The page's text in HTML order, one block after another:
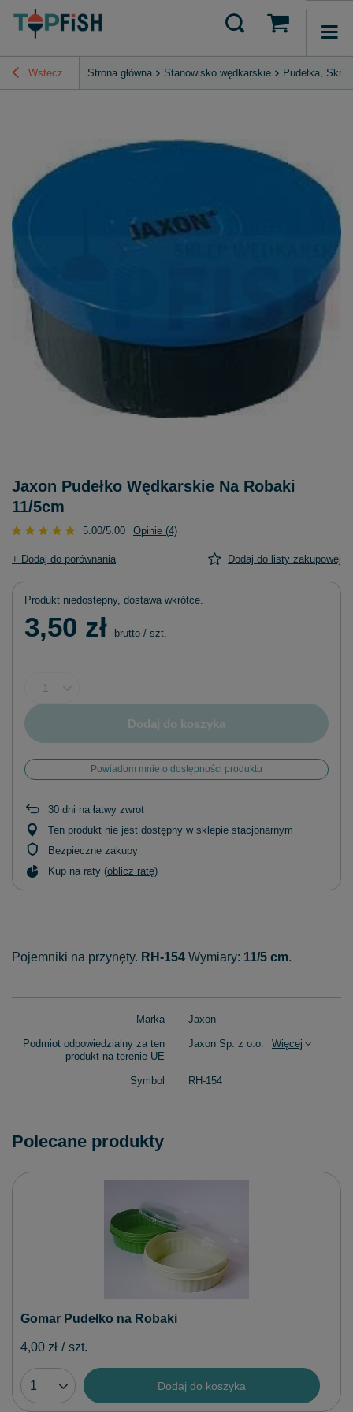
Wstecz Strona główna Stanowisko wędkarskie Pudełka,
Jaxon Pudełko Wędkarskie Na Robaki
11/5cm
5.00/5.00 Opinie (4)
+ Dodaj do porównania Dodaj do listy zakupowej
Produkt niedostepny, dostawa wkrótce
3,50 zł brutto / szt.
Dodaj do koszyka
Powiadom mnie o dostępności produktu
30 dni na łatwy zwrot
Ten produkt nie jest dostępny w sklepie stacjonarnym
Bezpieczne zakupy
Kup na raty (oblicz ratę)
Pojemniki na przynęty. RH-154 Wymiary: 11/5 cm.
Marka Jaxon
Podmiot odpowiedzialny za ten
produkt na terenie UE
Jaxon Sp. z o.o. Więcej
Symbol RH-154
Polecane produkty
Gomar Pudełko na Robaki
4,00 zł / szt.
Dodaj do koszyka